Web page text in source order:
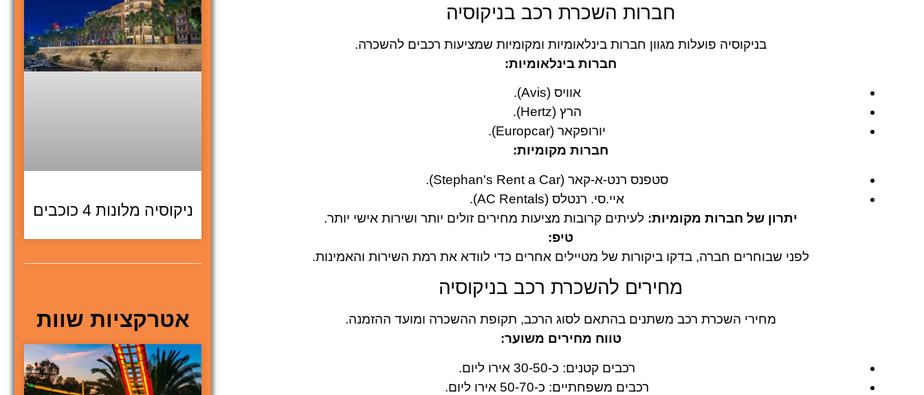
חברות השכרת רכב בניקוסיה
בניקוסיה פועלות מגוון חברות בינלאומיות ומקומיות שמציעות רכבים להשכרה.
חברות בינלאומיות:
אוויס (Avis).
הרץ (Hertz).
יורופקאר (Europcar).
חברות מקומיות:
סטפנס רנט-א-קאר (Stephan's Rent a Car).
איי.סי. רנטלס (AC Rentals).
יתרון של חברות מקומיות: לעיתים קרובות מציעות מחירים זולים יותר ושירות אישי יותר.
טיפ:
לפני שבוחרים חברה, בדקו ביקורות של מטיילים אחרים כדי לוודא את רמת השירות והאמינות.
מחירים להשכרת רכב בניקוסיה
מחירי השכרת רכב משתנים בהתאם לסוג הרכב, תקופת ההשכרה ומועד ההזמנה.
טווח מחירים משוער:
רכבים קטנים: כ-30-50 אירו ליום.
רכבים משפחתיים: כ-50-70 אירו ליום.
ניקוסיה מלונות 4 כוכבים
אטרקציות שוות